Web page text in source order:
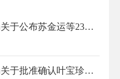
级卫生专业技术职务任职资格的通知
志初级专业技术职务任职资格的通知